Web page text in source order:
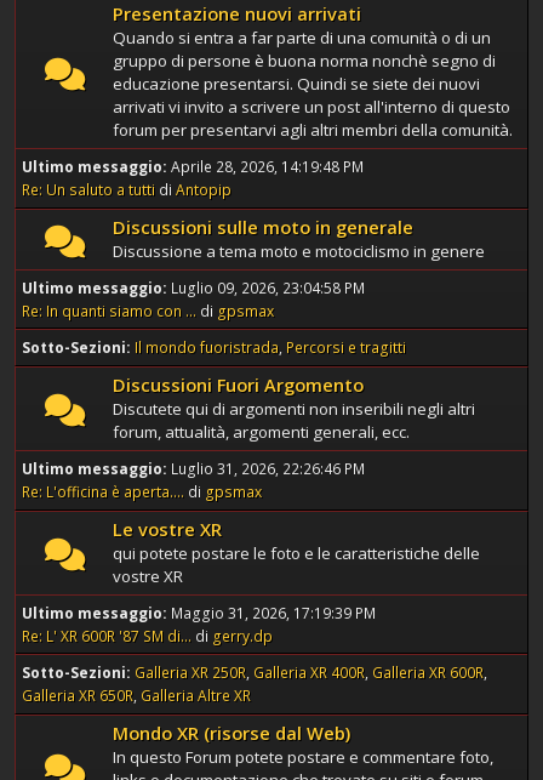
Presentazione nuovi arrivati
Quando si entra a far parte di una comunità o di un
gruppo di persone è buona norma nonchè segno di
educazione presentarsi. Quindi se siete dei nuovi
arrivati vi invito a scrivere un post all'interno di questo
forum per presentarvi agli altri membri della comunità.
Ultimo messaggio: Aprile 28, 2026, 14:19:48 PM
Re: Un saluto a tutti di Antopip
Discussioni sulle moto in generale
Discussione a tema moto e motociclismo in genere
Ultimo messaggio: Luglio 09, 2026, 23:04:58 PM
Re: In quanti siamo con ... di gpsmax
Sotto-Sezioni Il mondo fuoristrada Percorsi e tragitti
Discussioni Fuori Argomento
Discutete qui di argomenti non inseribili negli altri
forum, attualità, argomenti generali, ecc.
Ultimo messaggio: Luglio 31, 2026, 22:26:46 PM
Re: L'officina è aperta.... di gpsmax
Le vostre XR
qui potete postare le foto e le caratteristiche delle
vostre XR
Ultimo messaggio: Maggio 31, 2026, 17:19:39 PM
Re: L' XR 600R '87 SM di... di gerry.dp
Sotto-Sezioni Galleria XR 250R Galleria XR 400R Galleria XR 600R
Galleria XR 650R Galleria Altre XR
Mondo XR (risorse dal Web)
In questo Forum potete postare e commentare foto,